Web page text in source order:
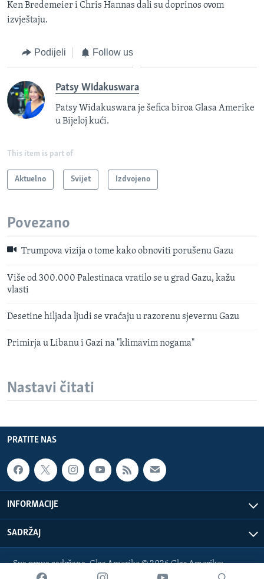
Ken Bredemeier i Chris Hannas dali su doprinos ovom
izvještaju.
Podijeli Follow us
Patsy Widakuswara
Patsy Widakuswara je šefica biroa Glasa Amerike
u Bijeloj kući.
This item is part of
Aktuelno Svijet Izdvojeno
Povezano
Trumpova vizija o tome kako obnoviti porušenu Gazu
Više od 300.000 Palestinaca vratilo se u grad Gazu, kažu
vlasti
Desetine hiljada ljudi se vraćaju u razorenu sjevernu Gazu
Primirja u Libanu i Gazi na "klimavim nogama"
Nastavi čitati
PRATITE NAS
INFORMACIJE
SADRŽAJ
Sva prava zadržana. Glas Amerike © 2026 Glas Amerike:
bosnian-service@voanews.com